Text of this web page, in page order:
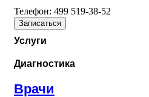
Телефон: 499 519-38-52
Записаться
Услуги
Диагностика
Врачи